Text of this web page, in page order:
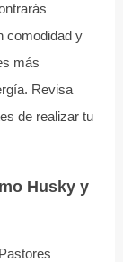
comodidad y
más
Revisa
de realizar tu
Husky y